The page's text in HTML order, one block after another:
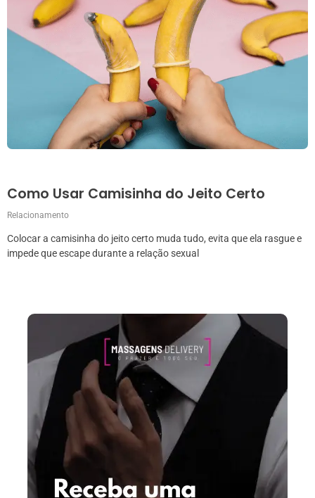
Como Usar Camisinha do Jeito Certo
Relacionamento
Colocar a camisinha do jeito certo muda tudo, evita que ela rasgue e
impede que escape durante a relação sexual